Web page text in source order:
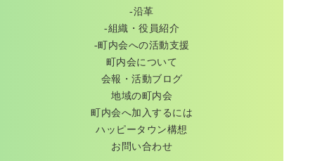
-沿革
-組織・役員紹介
-町内会への活動支援
町内会について
会報・活動ブログ
地域の町内会
町内会へ加入するには
ハッピータウン構想
お問い合わせ